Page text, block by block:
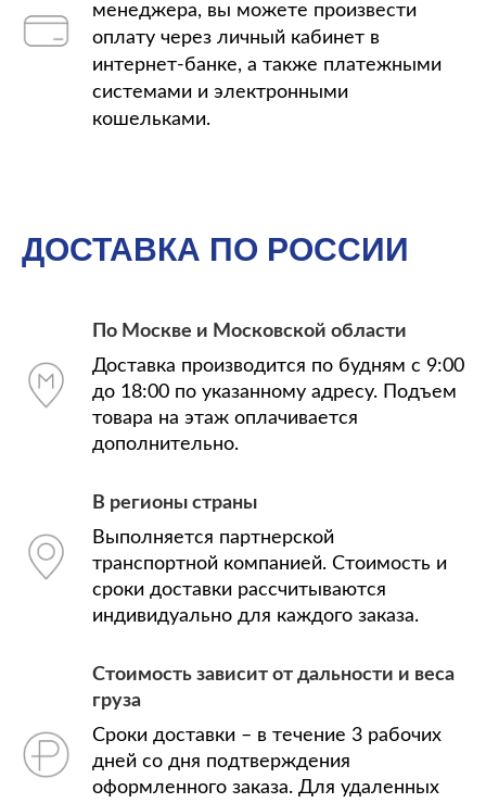
менеджера, вы можете произвести
оплату через личный кабинет в
интернет-банке, а также платежными
системами и электронными
кошельками.
ДОСТАВКА ПО РОССИИ
По Москве и Московской области
Доставка производится по будням с 9:00
до 18:00 по указанному адресу. Подъем
товара на этаж оплачивается
дополнительно.
В регионы страны
Выполняется партнерской
транспортной компанией. Стоимость и
сроки доставки рассчитываются
индивидуально для каждого заказа.
Стоимость зависит от дальности и веса
груза
Сроки доставки – в течение 3 рабочих
дней со дня подтверждения
оформленного заказа. Для удаленных